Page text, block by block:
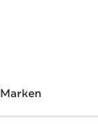
Marken